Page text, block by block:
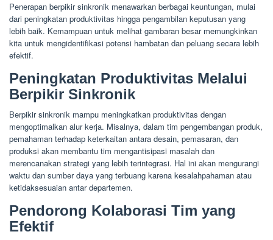
Penerapan berpikir sinkronik menawarkan berbagai keuntungan, mulai
dari peningkatan produktivitas hingga pengambilan keputusan yang
lebih baik. Kemampuan untuk melihat gambaran besar memungkinkan
kita untuk mengidentifikasi potensi hambatan dan peluang secara lebih
efektif.
Peningkatan Produktivitas Melalui
Berpikir Sinkronik
Berpikir sinkronik mampu meningkatkan produktivitas dengan
mengoptimalkan alur kerja. Misalnya, dalam tim pengembangan produk,
pemahaman terhadap keterkaitan antara desain, pemasaran, dan
produksi akan membantu tim mengantisipasi masalah dan
merencanakan strategi yang lebih terintegrasi. Hal ini akan mengurangi
waktu dan sumber daya yang terbuang karena kesalahpahaman atau
ketidaksesuaian antar departemen.
Pendorong Kolaborasi Tim yang
Efektif